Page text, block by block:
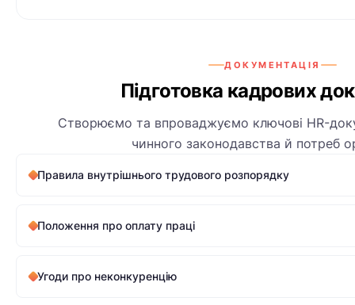
ДОКУМЕНТАЦІЯ
Підготовка кадрових
Створюємо та впроваджуємо ключові HR-
чинного законодавства й потреб
Правила внутрішнього трудового розпорядку
Положення про оплату праці
Угоди про неконкуренцію